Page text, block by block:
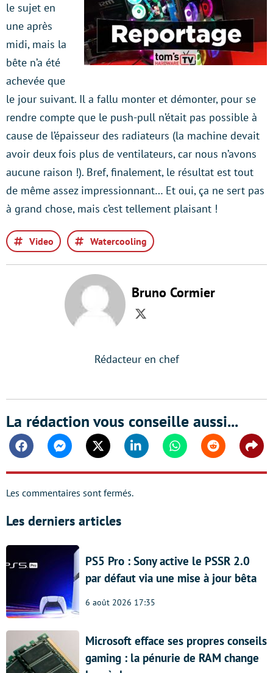
le sujet en
une après
midi, mais la
bête n’a été
achevée que
le jour suivant. Il a fallu monter et démonter, pour se
rendre compte que le push-pull n’était pas possible à
cause de l’épaisseur des radiateurs (la machine devait
avoir deux fois plus de ventilateurs, car nous n’avons
aucune raison !). Bref, finalement, le résultat est tout
de même assez impressionnant… Et oui, ça ne sert pas
à grand chose, mais c’est tellement plaisant !
Video Watercooling
Bruno Cormier
Twitter
Rédacteur en chef
La rédaction vous conseille aussi...
FacebookMessengerTwitter Linkedin WhatsappReddit
Les commentaires sont fermés.
Les derniers articles
PS5 Pro : Sony active le PSSR 2.0
par défaut via une mise à jour bêta
6 août 2026 17:35
Microsoft efface ses propres conseils
gaming : la pénurie de RAM change